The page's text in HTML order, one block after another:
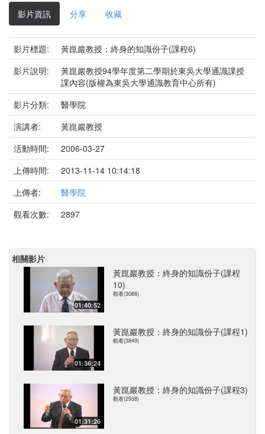
影片資訊 分享 收藏
影片標題:
黃崑巖教授：終身的知識份子(課程6)
影片說明:
黃崑巖教授94學年度第二學期於東吳大學通識課授
課內容(版權為東吳大學通識教育中心所有)
影片分類:
醫學院
演講者:
黃崑巖教授
活動時間:
2006-03-27
上傳時間:
2013-11-14 10:14:18
上傳者:
醫學院
觀看次數:
2897
相關影片
01:40:52
黃崑巖教授：終身的知識份子(課程
10)
觀看(3088)
01:36:24
黃崑巖教授：終身的知識份子(課程1)
觀看(3849)
01:31:26
黃崑巖教授：終身的知識份子(課程3)
觀看(2938)